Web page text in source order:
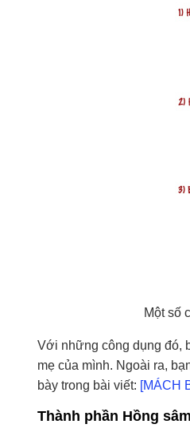
Một số
Với những công dụng đó,
mẹ của mình. Ngoài ra,
bày trong bài viết: [MÁCH
Thành phần Hồng